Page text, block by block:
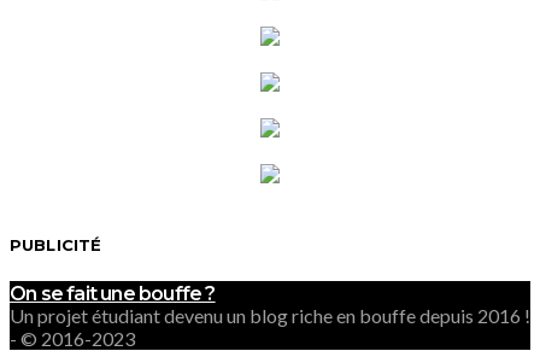
PUBLICITÉ
On se fait une bouffe ?
Un projet étudiant devenu un blog riche en bouffe depuis 2016 !
- © 2016-2023